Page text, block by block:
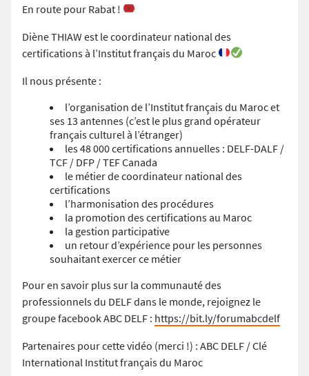
En route pour Rabat !
Diène THIAW est le coordinateur national des
certifications à l’Institut français du Maroc
Il nous présente :
l’organisation de l’Institut français du Maroc et
ses 13 antennes (c’est le plus grand opérateur
français culturel à l’étranger)
les 48 000 certifications annuelles : DELF-DALF /
TCF / DFP / TEF Canada
le métier de coordinateur national des
certifications
l’harmonisation des procédures
la promotion des certifications au Maroc
la gestion participative
un retour d’expérience pour les personnes
souhaitant exercer ce métier
Pour en savoir plus sur la communauté des
professionnels du DELF dans le monde, rejoignez le
groupe facebook ABC DELF : https://bit.ly/forumabcdelf
Partenaires pour cette vidéo (merci !) : ABC DELF / Clé
International Institut français du Maroc